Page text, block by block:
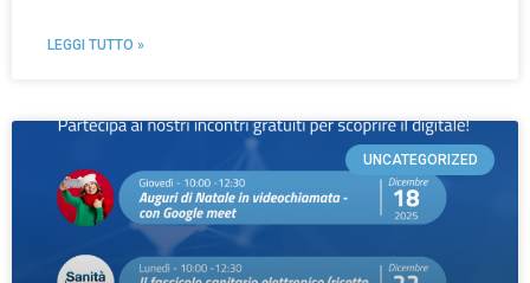
LEGGI TUTTO »
UNCATEGORIZED